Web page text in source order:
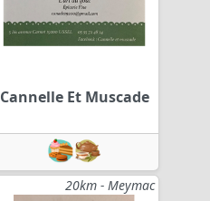
Cannelle Et Muscade
20km - Meymac